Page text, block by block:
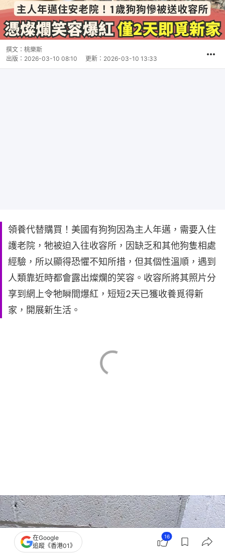
撰文： 桃樂斯
出版： 2026-03-10 08:10 更新： 2026-03-10 13:33
領養代替購買！美國有狗狗因為主人年邁，需要入住
護老院，牠被迫入往收容所，因缺乏和其他狗隻相處
經驗，所以顯得恐懼不知所措，但其個性溫順，遇到
人類靠近時都會露出燦爛的笑容。收容所將其照片分
享到網上令牠瞬間爆紅，短短2天已獲收養覓得新
家，開展新生活。
在Google
追蹤《香港01》
16